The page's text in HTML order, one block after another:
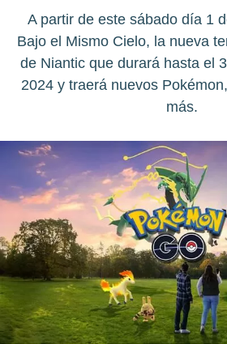
A partir de este sábado día 1
Bajo el Mismo Cielo, la nueva
de Niantic que durará hasta el
2024 y traerá nuevos
más.